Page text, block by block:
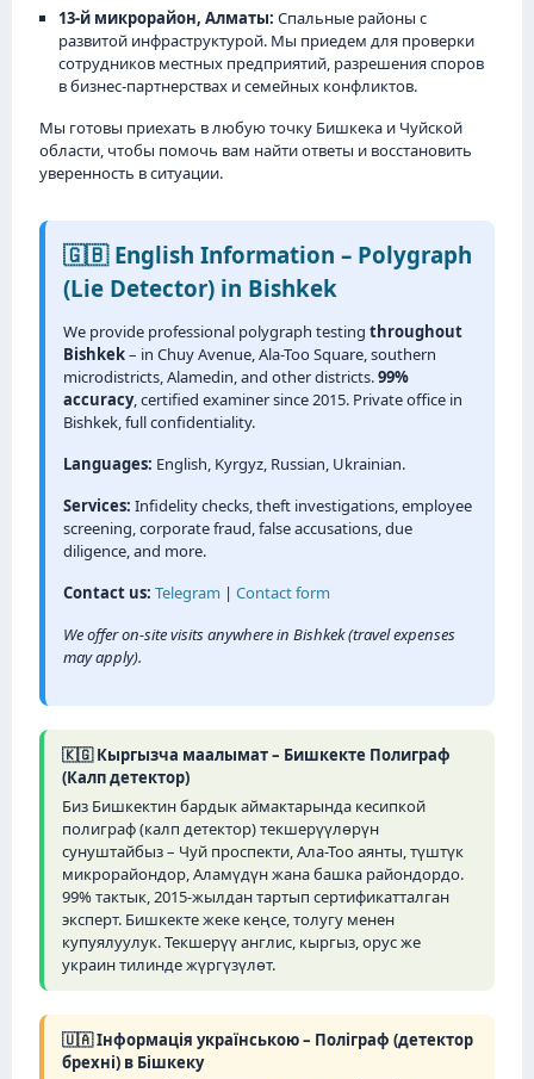
13-й микрорайон, Алматы: Спальные районы с
развитой инфраструктурой. Мы приедем для проверки
сотрудников местных предприятий, разрешения споров
в бизнес-партнерствах и семейных конфликтов.
Мы готовы приехать в любую точку Бишкека и Чуйской
области, чтобы помочь вам найти ответы и восстановить
уверенность в ситуации.
🇬🇧 English Information – Polygraph
(Lie Detector) in Bishkek
We provide professional polygraph testing throughout
Bishkek– in Chuy Avenue, Ala-Too Square, southern
microdistricts, Alamedin, and other districts.99%
accuracy, certified examiner since 2015. Private office in
Bishkek, full confidentiality.
Languages: English, Kyrgyz, Russian, Ukrainian.
Services: Infidelity checks, theft investigations, employee
screening, corporate fraud, false accusations, due
diligence, and more.
Contact us: Telegram | Contact form
We offer on-site visits anywhere in Bishkek (travel expenses
may apply).
🇰🇬 Кыргызча маалымат – Бишкекте Полиграф
(Калп детектор)
Биз Бишкектин бардык аймактарында кесипкой
полиграф (калп детектор) текшерүүлөрүн
сунуштайбыз – Чуй проспекти, Ала-Тоо аянты, түштүк
микрорайондор, Аламүдүн жана башка райондордо.
99% тактык, 2015-жылдан тартып сертификатталган
эксперт. Бишкекте жеке кеңсе, толугу менен
купуялуулук. Текшерүү англис, кыргыз, орус же
украин тилинде жүргүзүлөт.
🇺🇦 Інформація українською – Поліграф (детектор
брехні) в Бішкеку